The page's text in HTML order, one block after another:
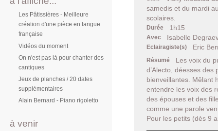
Les Pâtissières - Meilleure
création d'une pièce en langue
française
Vidéos du moment
On n'est pas là pour chanter des
cantiques
Jeux de planches / 20 dates
supplémentaires
Alain Bernard - Piano rigoletto
à venir
samedis et du mardi
scolaires.
Durée 1h15
Avec Isabelle
Eclairagiste(s) Eric
Résumé
Les voix du
d’Alecto, déesses
bienveillantes. Mêlant
entendre les voix des
des épouses et des
comme une parole
Pour les petits (dès 9